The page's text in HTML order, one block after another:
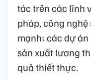
tác trên các lĩnh
pháp, công
mạnh; các dự
sản xuất lương
quả thiết thực.